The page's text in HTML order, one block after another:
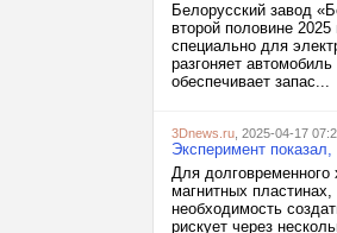
Белорусский завод
второй половине
специально для
разгоняет
обеспечивает запас...
3Dnews.ru , 2025-04-17
Эксперимент
Для долговременного
магнитных
необходимость
рискует через